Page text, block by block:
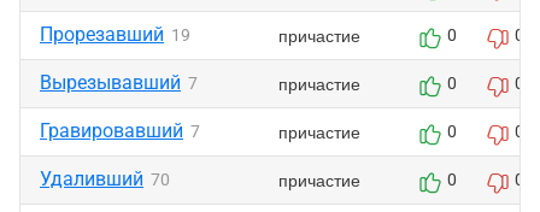
Прорезавший 19 причастие 0 0
Вырезывавший 7 причастие 0 0
Гравировавший 7 причастие 0 0
Удаливший 70 причастие 0 0